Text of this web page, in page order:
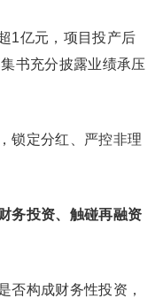
1亿元，项目投产后
书充分披露业绩承压
锁定分红、严控非理
务投资、触碰再融资
否构成财务性投资，